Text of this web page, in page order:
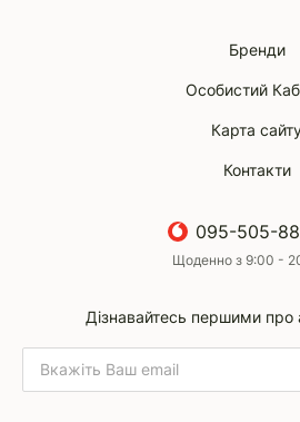
Бренди
Особистий
Карта
Контакти
095-505-
Щоденно з 9:00 -
Дізнавайтесь першими про